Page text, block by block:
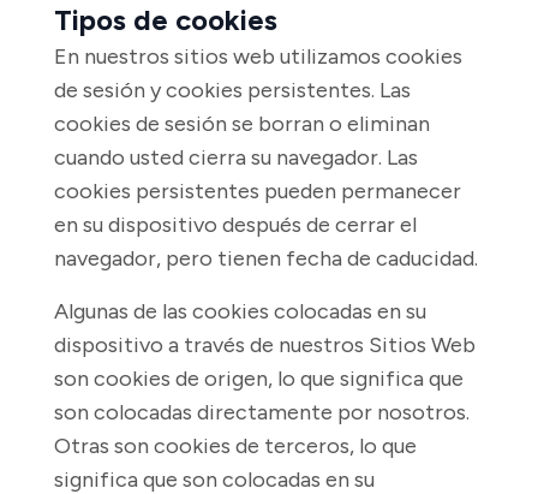
Tipos de cookies
En nuestros sitios web utilizamos cookies
de sesión y cookies persistentes. Las
cookies de sesión se borran o eliminan
cuando usted cierra su navegador. Las
cookies persistentes pueden permanecer
en su dispositivo después de cerrar el
navegador, pero tienen fecha de caducidad.
Algunas de las cookies colocadas en su
dispositivo a través de nuestros Sitios Web
son cookies de origen, lo que significa que
son colocadas directamente por nosotros.
Otras son cookies de terceros, lo que
significa que son colocadas en su